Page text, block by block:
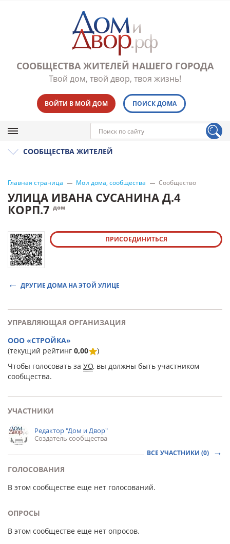
СООБЩЕСТВА ЖИТЕЛЕЙ НАШЕГО ГОРОДА
Твой дом, твой двор, твоя жизнь!
ВОЙТИ В МОЙ ДОМ ПОИСК ДОМА
СООБЩЕСТВА ЖИТЕЛЕЙ
Главная страница Мои дома, сообщества Сообщество
УЛИЦА ИВАНА СУСАНИНА Д.4
КОРП.7 дом
ПРИСОЕДИНИТЬСЯ
ДРУГИЕ ДОМА НА ЭТОЙ УЛИЦЕ
УПРАВЛЯЮЩАЯ ОРГАНИЗАЦИЯ
ООО «СТРОЙКА»
(текущий рейтинг 0,00
)
Чтобы голосовать за УО, вы должны быть участником
сообщества.
УЧАСТНИКИ
Редактор "Дом и Двор"
Создатель сообщества
ВСЕ УЧАСТНИКИ (0)
ГОЛОСОВАНИЯ
В этом сообществе еще нет голосований.
ОПРОСЫ
В этом сообществе еще нет опросов.